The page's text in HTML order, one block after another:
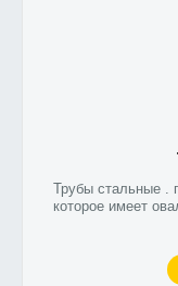
Трубы стальные .
которое имеет